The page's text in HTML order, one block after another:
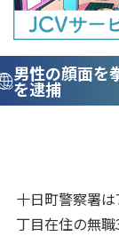
男性の顔面を
を逮捕
十日町警察署
丁目在住の無職